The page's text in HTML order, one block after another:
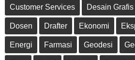
Customer Services Desain Grafis
Dosen Drafter Ekonomi
Energi Farmasi Geodesi